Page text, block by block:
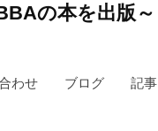
の本を出版～
わせ ブログ 記事